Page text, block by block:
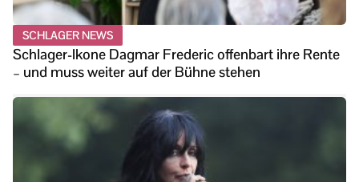
SCHLAGER NEWS
Schlager-Ikone Dagmar Frederic offenbart ihre Rente
– und muss weiter auf der Bühne stehen